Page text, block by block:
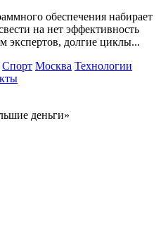
обеспечения набирает
на нет эффективность
экспертов, долгие циклы...
Спорт Москва Технологии
деньги»